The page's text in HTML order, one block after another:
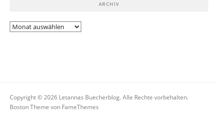
ARCHIV
Archiv
Copyright © 2026 Letannas Buecherblog. Alle Rechte vorbehalten.
Boston Theme von FameThemes